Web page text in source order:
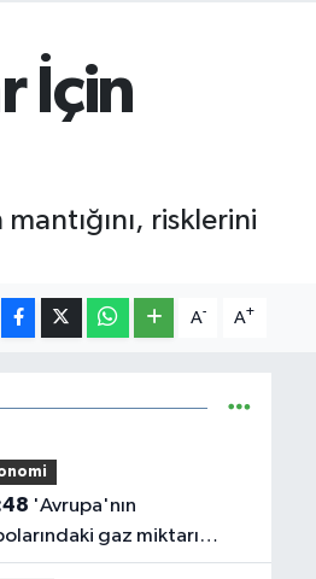
İçin
risklerini
A- A+
gaz miktarı
düşük seviyede'